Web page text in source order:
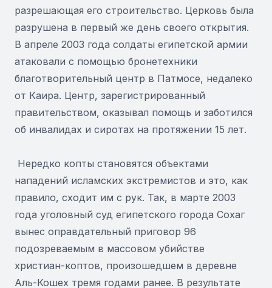
разрешающая его строительство. Церковь была
разрушена в первый же день своего открытия.
В апреле 2003 года солдаты египетской армии
атаковали с помощью бронетехники
благотворительный центр в Патмосе, недалеко
от Каира. Центр, зарегистрированный
правительством, оказывал помощь и заботился
об инвалидах и сиротах на протяжении 15 лет.
Нередко копты становятся объектами
нападений исламских экстремистов и это, как
правило, сходит им с рук. Так, в марте 2003
года уголовный суд египетского города Сохаг
вынес оправдательный приговор 96
подозреваемым в массовом убийстве
христиан-коптов, произошедшем в деревне
Аль-Кошех тремя годами ранее. В результате